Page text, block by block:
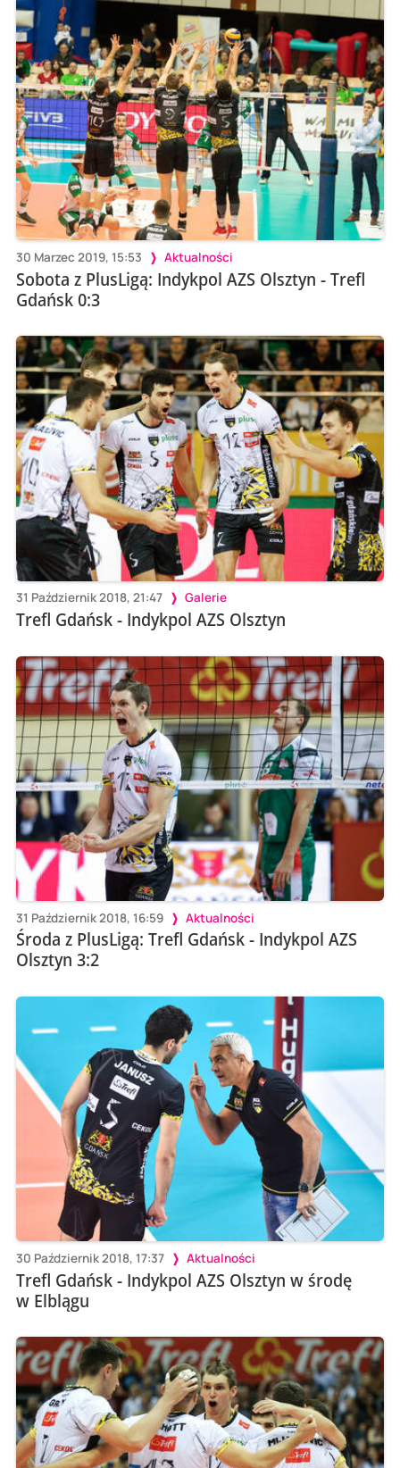
30 Marzec 2019, 15:53 Aktualności
Sobota z PlusLigą: Indykpol AZS Olsztyn - Trefl
Gdańsk 0:3
31 Październik 2018, 21:47 Galerie
Trefl Gdańsk - Indykpol AZS Olsztyn
31 Październik 2018, 16:59 Aktualności
Środa z PlusLigą: Trefl Gdańsk - Indykpol AZS
Olsztyn 3:2
30 Październik 2018, 17:37 Aktualności
Trefl Gdańsk - Indykpol AZS Olsztyn w środę
w Elblągu